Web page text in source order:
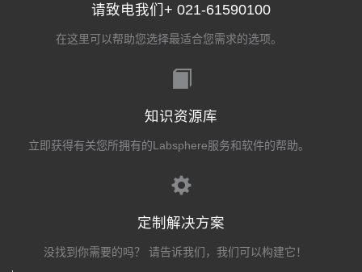
请致电我们+ 021-61590100
在这里可以帮助您选择最适合您需求的选项。
知识资源库
立即获得有关您所拥有的Labsphere服务和软件的帮助。
定制解决方案
没找到你需要的吗？ 请告诉我们，我们可以构建它！